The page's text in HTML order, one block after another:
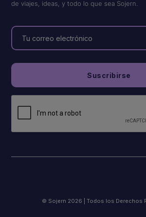
de viajes, ideas, y todo lo que sea Sojern.
© Sojern 2026 | Todos los Derechos